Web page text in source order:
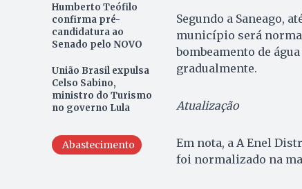
Humberto Teófilo
confirma pré-
candidatura ao
Senado pelo NOVO
União Brasil expulsa
Celso Sabino,
ministro do Turismo
no governo Lula
Abastecimento
Segundo a Saneago,
município será
bombeamento de
gradualmente.
Atualização
Em nota, a A Enel
foi normalizado na